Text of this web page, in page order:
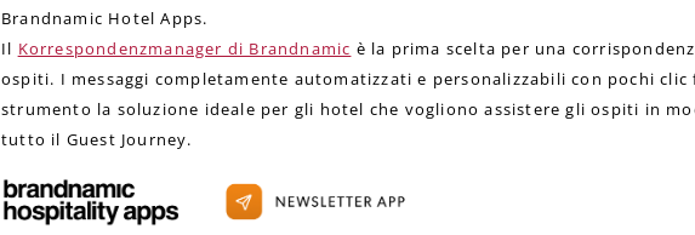
Brandnamic Hotel Apps.
Il Korrespondenzmanager di Brandnamic è la prima scelta per una
ospiti. I messaggi completamente automatizzati e personalizzabili con pochi clic
strumento la soluzione ideale per gli hotel che vogliono assistere gli ospiti in
tutto il Guest Journey.